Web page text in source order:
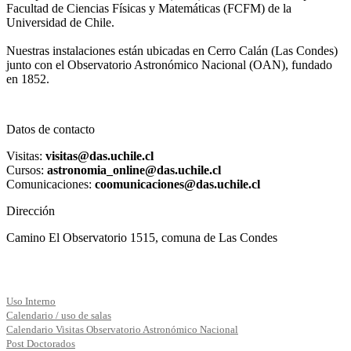
Facultad de Ciencias Físicas y Matemáticas (FCFM) de la
Universidad de Chile.
Nuestras instalaciones están ubicadas en Cerro Calán (Las Condes)
junto con el Observatorio Astronómico Nacional (OAN), fundado
en 1852.
Datos de contacto
Visitas: visitas@das.uchile.cl
Cursos: astronomia_online@das.uchile.cl
Comunicaciones: coomunicaciones@das.uchile.cl
Dirección
Camino El Observatorio 1515, comuna de Las Condes
Uso Interno
Calendario / uso de salas
Calendario Visitas Observatorio Astronómico Nacional
Post Doctorados